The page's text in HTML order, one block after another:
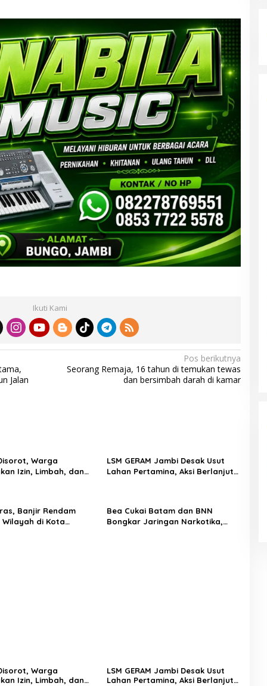
Ikuti Kami
Jalan
Pos berikutnya
Seorang Remaja, 16 tahun di temukan tewas
dan bersimbah darah di kamar
Warga
Izin, Limbah, dan
LSM GERAM Jambi Desak Usut
Lahan Pertamina, Aksi Berlanjut
Banjir Rendam
Wilayah di Kota
Bea Cukai Batam dan BNN
Bongkar Jaringan Narkotika,
Warga
Izin, Limbah, dan
LSM GERAM Jambi Desak Usut
Lahan Pertamina, Aksi Berlanjut
Desa Tanjung Agung Manfaatkan
Pemeriksaan Gratis